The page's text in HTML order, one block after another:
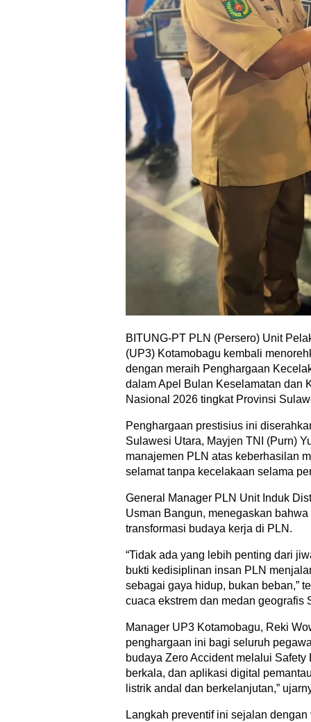
BITUNG-PT PLN (Persero) Unit
(UP3) Kotamobagu kembali
dengan meraih Penghargaan
dalam Apel Bulan Keselamatan dan
Nasional 2026 tingkat Provinsi
Penghargaan prestisius ini
Sulawesi Utara, Mayjen TNI (Purn)
manajemen PLN atas keberhasilan
selamat tanpa kecelakaan selama
General Manager PLN Unit Induk
Usman Bangun, menegaskan
transformasi budaya kerja di PLN.
“Tidak ada yang lebih penting dari
bukti kedisiplinan insan PLN
sebagai gaya hidup, bukan beban,”
cuaca ekstrem dan medan geografis
Manager UP3 Kotamobagu, Reki
penghargaan ini bagi seluruh
budaya Zero Accident melalui
berkala, dan aplikasi digital
listrik andal dan berkelanjutan,”
Langkah preventif ini sejalan